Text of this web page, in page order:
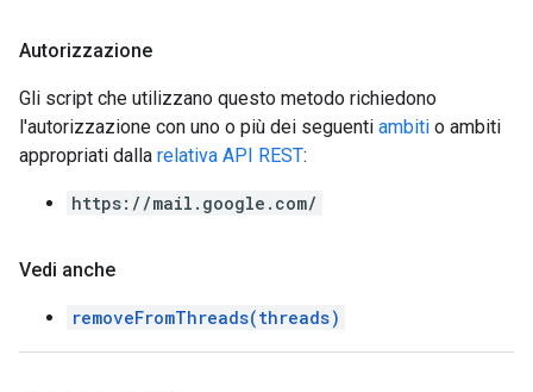
Autorizzazione
Gli script che utilizzano questo metodo richiedono
l'autorizzazione con uno o più dei seguenti ambiti o ambiti
appropriati dalla relativa API REST:
https://mail.google.com/
Vedi anche
removeFromThreads(threads)